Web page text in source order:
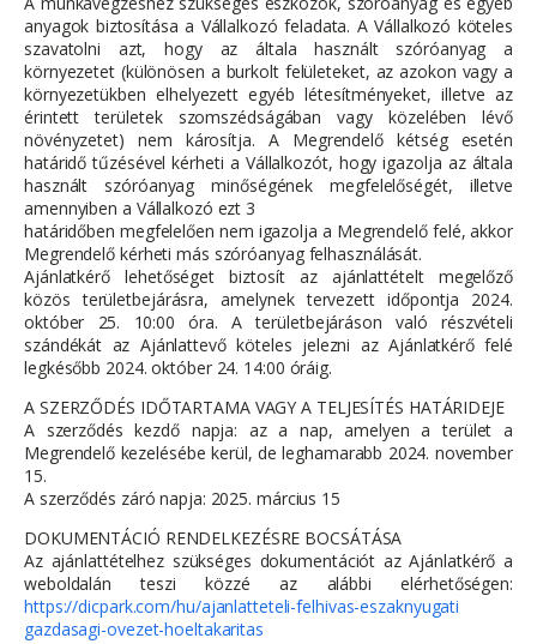
anyagok biztosítása a Vállalkozó feladata. A Vállalkozó köteles
szavatolni azt, hogy az általa használt szóróanyag a
környezetet (különösen a burkolt felületeket, az azokon vagy a
környezetükben elhelyezett egyéb létesítményeket, illetve az
érintett területek szomszédságában vagy közelében lévő
növényzetet) nem károsítja. A Megrendelő kétség esetén
határidő tűzésével kérheti a Vállalkozót, hogy igazolja az általa
használt szóróanyag minőségének megfelelőségét, illetve
amennyiben a Vállalkozó ezt 3
határidőben megfelelően nem igazolja a Megrendelő felé, akkor
Megrendelő kérheti más szóróanyag felhasználását.
Ajánlatkérő lehetőséget biztosít az ajánlattételt megelőző
közös területbejárásra, amelynek tervezett időpontja 2024.
október 25. 10:00 óra. A területbejáráson való részvételi
szándékát az Ajánlattevő köteles jelezni az Ajánlatkérő felé
legkésőbb 2024. október 24. 14:00 óráig.
A SZERZŐDÉS IDŐTARTAMA VAGY A TELJESÍTÉS HATÁRIDEJE
A szerződés kezdő napja: az a nap, amelyen a terület a
Megrendelő kezelésébe kerül, de leghamarabb 2024. november
15.
A szerződés záró napja: 2025. március 15
DOKUMENTÁCIÓ RENDELKEZÉSRE BOCSÁTÁSA
Az ajánlattételhez szükséges dokumentációt az Ajánlatkérő a
weboldalán teszi közzé az alábbi elérhetőségen:
https://dicpark.com/hu/ajanlatteteli-felhivas-eszaknyugati
gazdasagi-ovezet-hoeltakaritas